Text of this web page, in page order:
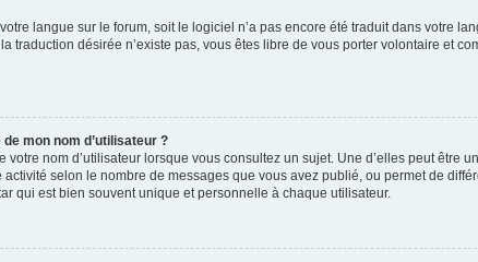
langue sur le forum, soit le logiciel n’a pas encore été traduit dans votre
traduction désirée n’existe pas, vous êtes libre de vous porter volontaire et
mon nom d’utilisateur ?
votre nom d’utilisateur lorsque vous consultez un sujet. Une d’elles peut
selon le nombre de messages que vous avez publié, ou permet de
qui est bien souvent unique et personnelle à chaque utilisateur.